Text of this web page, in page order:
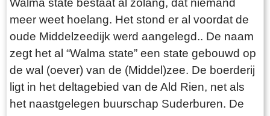
en kan alsdan vry van Huuringe door den Koper
worden aangevaard.
Walma state bestaat al zolang, dat niemand
meer weet hoelang. Het stond er al voordat de
oude Middelzeedijk werd aangelegd.. De naam
zegt het al “Walma state” een state gebouwd op
de wal (oever) van de (Middel)zee. De boerderij
ligt in het deltagebied van de Ald Rien, net als
het naastgelegen buurschap Suderburen. De